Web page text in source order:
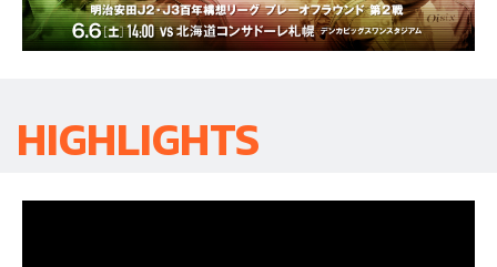
HIGHLIGHTS